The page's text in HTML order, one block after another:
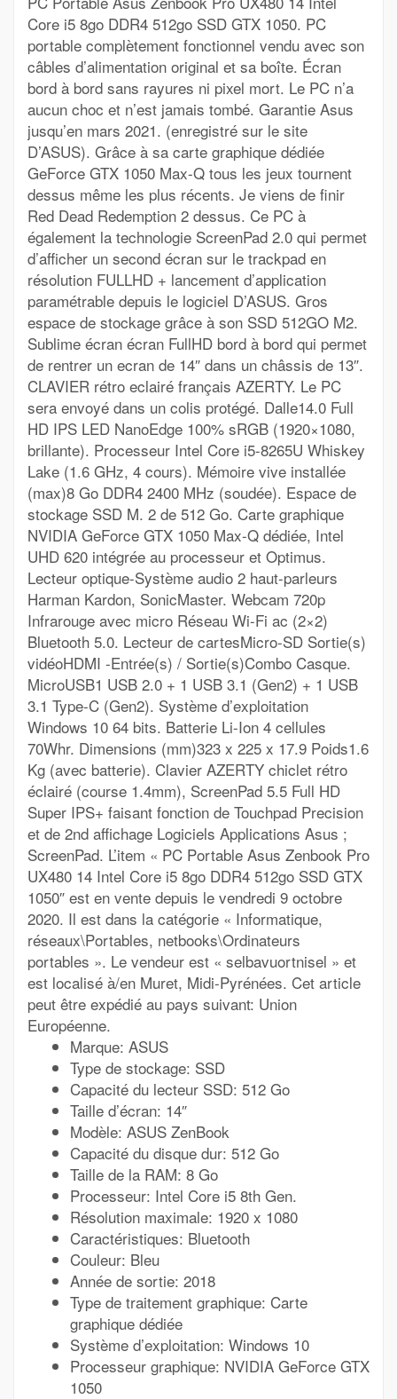
Core i5 8go DDR4 512go SSD GTX 1050. PC
portable complètement fonctionnel vendu avec son
câbles d’alimentation original et sa boîte. Écran
bord à bord sans rayures ni pixel mort. Le PC n’a
aucun choc et n’est jamais tombé. Garantie Asus
jusqu’en mars 2021. (enregistré sur le site
D’ASUS). Grâce à sa carte graphique dédiée
GeForce GTX 1050 Max-Q tous les jeux tournent
dessus même les plus récents. Je viens de finir
Red Dead Redemption 2 dessus. Ce PC à
également la technologie ScreenPad 2.0 qui permet
d’afficher un second écran sur le trackpad en
résolution FULLHD + lancement d’application
paramétrable depuis le logiciel D’ASUS. Gros
espace de stockage grâce à son SSD 512GO M2.
Sublime écran écran FullHD bord à bord qui permet
de rentrer un ecran de 14″ dans un châssis de 13″.
CLAVIER rétro eclairé français AZERTY. Le PC
sera envoyé dans un colis protégé. Dalle14.0 Full
HD IPS LED NanoEdge 100% sRGB (1920×1080,
brillante). Processeur Intel Core i5-8265U Whiskey
Lake (1.6 GHz, 4 cours). Mémoire vive installée
(max)8 Go DDR4 2400 MHz (soudée). Espace de
stockage SSD M. 2 de 512 Go. Carte graphique
NVIDIA GeForce GTX 1050 Max-Q dédiée, Intel
UHD 620 intégrée au processeur et Optimus.
Lecteur optique-Système audio 2 haut-parleurs
Harman Kardon, SonicMaster. Webcam 720p
Infrarouge avec micro Réseau Wi-Fi ac (2×2)
Bluetooth 5.0. Lecteur de cartesMicro-SD Sortie(s)
vidéoHDMI -Entrée(s) / Sortie(s)Combo Casque.
MicroUSB1 USB 2.0 + 1 USB 3.1 (Gen2) + 1 USB
3.1 Type-C (Gen2). Système d’exploitation
Windows 10 64 bits. Batterie Li-Ion 4 cellules
70Whr. Dimensions (mm)323 x 225 x 17.9 Poids1.6
Kg (avec batterie). Clavier AZERTY chiclet rétro
éclairé (course 1.4mm), ScreenPad 5.5 Full HD
Super IPS+ faisant fonction de Touchpad Precision
et de 2nd affichage Logiciels Applications Asus ;
ScreenPad. L’item « PC Portable Asus Zenbook Pro
UX480 14 Intel Core i5 8go DDR4 512go SSD GTX
1050″ est en vente depuis le vendredi 9 octobre
2020. Il est dans la catégorie « Informatique,
réseaux\Portables, netbooks\Ordinateurs
portables ». Le vendeur est « selbavuortnisel » et
est localisé à/en Muret, Midi-Pyrénées. Cet article
peut être expédié au pays suivant: Union
Européenne.
Marque: ASUS
Type de stockage: SSD
Capacité du lecteur SSD: 512 Go
Taille d’écran: 14″
Modèle: ASUS ZenBook
Capacité du disque dur: 512 Go
Taille de la RAM: 8 Go
Processeur: Intel Core i5 8th Gen.
Résolution maximale: 1920 x 1080
Caractéristiques: Bluetooth
Couleur: Bleu
Année de sortie: 2018
Type de traitement graphique: Carte
graphique dédiée
Système d’exploitation: Windows 10
Processeur graphique: NVIDIA GeForce GTX
1050